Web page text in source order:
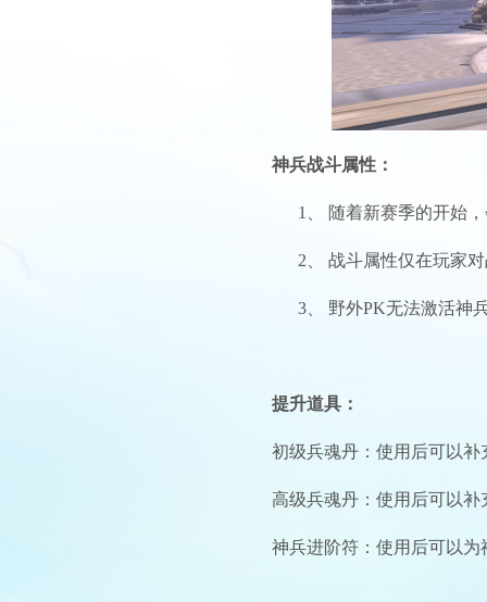
神兵战斗属性：
1、 随着新赛季的开始
2、 战斗属性仅在玩家
3、 野外PK无法激活神
提升道具：
初级兵魂丹：使用后可以
高级兵魂丹：使用后可以
神兵进阶符：使用后可以为